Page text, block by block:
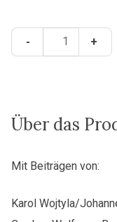
-
Amor
–
zu
Menge
+
Über das
Mit Beiträgen von:
Karol Wojtyla/